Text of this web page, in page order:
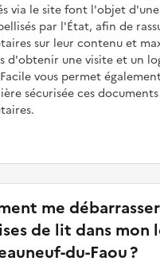
via le site font l'objet
par l'État, afin de
sur leur contenu et
d'obtenir une visite et un
vous permet
sécurisée ces
me
de lit dans mon
du-Faou ?